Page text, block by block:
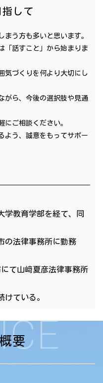
して
まう方も多いと思います。
「話すこと」から始まりま
気づくりを何より大切にし
がら、今後の選択肢や見通
にご相談ください。
よう、誠意をもってサポー
学教育学部を経て、同
の法律事務所に勤務
て山﨑夏彦法律事務所
けている。
要